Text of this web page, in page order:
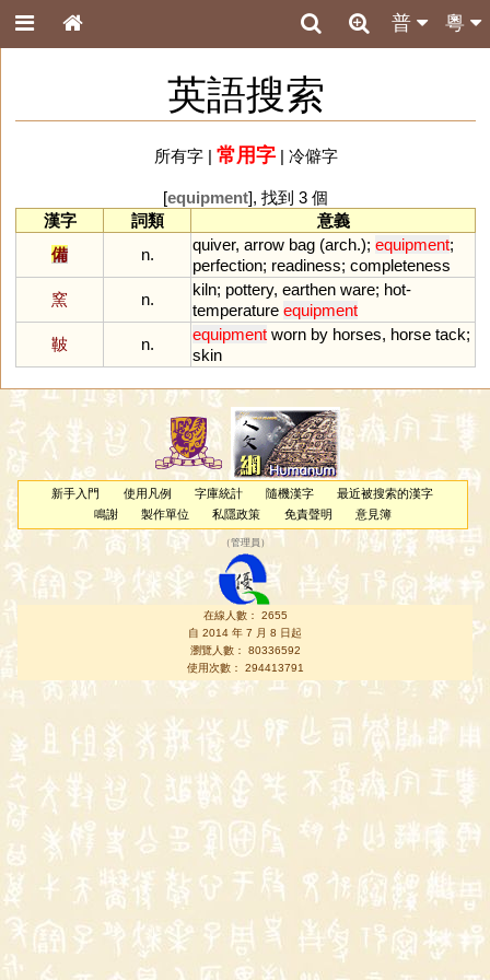
粵
普
英語搜索
所有字| 常用字| 冷僻字
[equipment], 找到 3 個
漢字
詞類
意義
備
n.
quiver, arrow bag (arch.); equipment;
perfection; readiness; completeness
窯
n.
kiln; pottery, earthen ware; hot-
temperature equipment
鞁
n.
equipment worn by horses, horse tack;
skin
新手入門 使用凡例 字庫統計 隨機漢字
最近被搜索的漢字
鳴謝
製作單位 私隱政策 免責聲明 意見簿
（管理員 ）
在線人數： 2655
自 2014 年 7 月 8 日起
瀏覽人數： 80336592
使用次數： 294413791